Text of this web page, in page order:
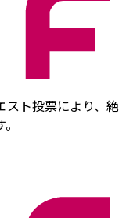
スト投票により、絶